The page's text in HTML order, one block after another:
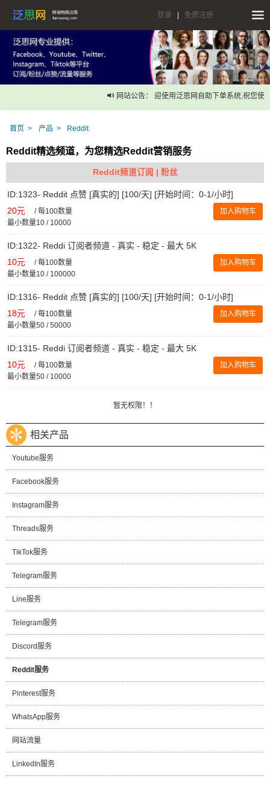
登录 免费注册
网站公告： 迎使用泛思网自助下单系统,祝您使用
首页 产品 Reddit
Reddit精选频道，为您精选Reddit营销服务
Reddit频道订阅 | 粉丝
ID:1323- Reddit 点赞 [真实的] [100/天] [开始时间：0-1/小时]
20元 /每100数量
最小数量10 / 10000
加入购物车
ID:1322- Reddi 订阅者频道 - 真实 - 稳定 - 最大 5K
10元 /每100数量
最小数量10 / 100000
加入购物车
ID:1316- Reddit 点赞 [真实的] [100/天] [开始时间：0-1/小时]
18元 /每100数量
最小数量50 / 50000
加入购物车
ID:1315- Reddi 订阅者频道 - 真实 - 稳定 - 最大 5K
10元 /每100数量
最小数量50 / 10000
加入购物车
暂无权限！！
相关产品
Youtube服务
Facebook服务
Instagram服务
Threads服务
TikTok服务
Telegram服务
Line服务
Telegram服务
Discord服务
Reddit服务
Pinterest服务
WhatsApp服务
网站流量
LinkedIn服务